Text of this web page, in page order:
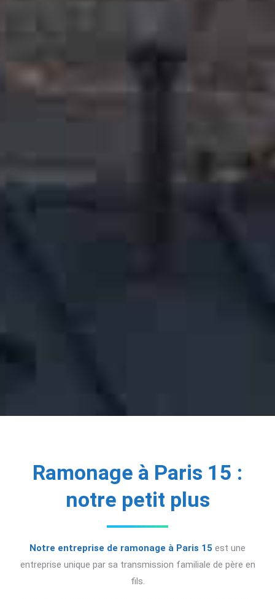
Ramonage à Paris 15 :
notre petit plus
Notre entreprise de ramonage à Paris 15 est une
entreprise unique par sa transmission familiale de père en
fils.